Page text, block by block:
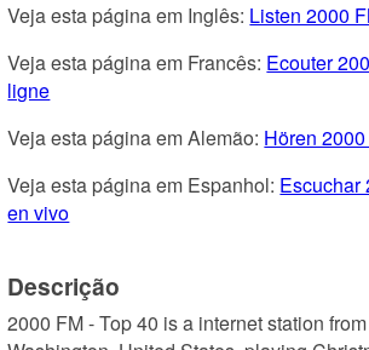
Veja esta página em Inglês: Listen 2000
Veja esta página em Francês: Ecouter
ligne
Veja esta página em Alemão: Hören
Veja esta página em Espanhol: Escuchar
en vivo
Descrição
2000 FM - Top 40 is a internet station